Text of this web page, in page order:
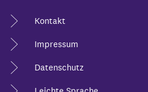
Kontakt
Impressum
Datenschutz